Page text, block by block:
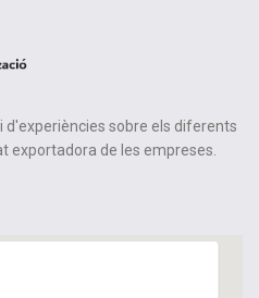
d'experiències sobre els diferents
exportadora de les empreses.